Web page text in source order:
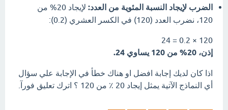
الضرب لإيجاد النسبة المئوية من العدد:
لإيجاد 20% من
120، نضرب العدد (120) في الكسر العشري (0.2):
120 × 0.2 = 24
إذن، 20% من 120 يساوي 24.
اذا كان لديك إجابة افضل او هناك خطأ في الإجابة علي سؤال
أي النماذج الآتية يمثل إيجاد 20 ٪ من 120 ؟ اترك تعليق فورآ.